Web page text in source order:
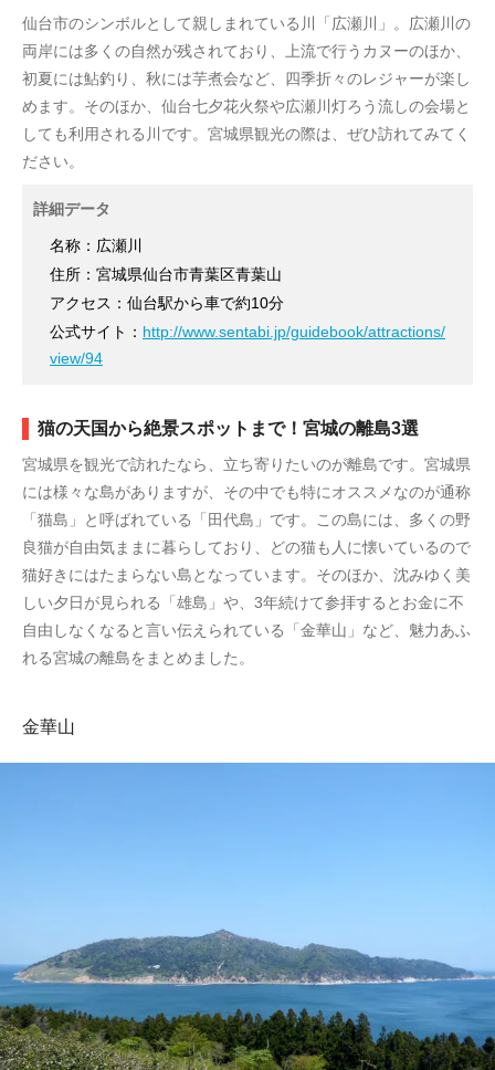
仙台市のシンボルとして親しまれている川「広瀬川」。広瀬川の
両岸には多くの自然が残されており、上流で行うカヌーのほか、
初夏には鮎釣り、秋には芋煮会など、四季折々のレジャーが楽し
めます。そのほか、仙台七夕花火祭や広瀬川灯ろう流しの会場と
しても利用される川です。宮城県観光の際は、ぜひ訪れてみてく
ださい。
詳細データ
名称：広瀬川
住所：宮城県仙台市青葉区青葉山
アクセス：仙台駅から車で約10分
公式サイト： http://www.sentabi.jp/guidebook/attractions/
view/94
猫の天国から絶景スポットまで！宮城の離島3選
宮城県を観光で訪れたなら、立ち寄りたいのが離島です。宮城県
には様々な島がありますが、その中でも特にオススメなのが通称
「猫島」と呼ばれている「田代島」です。この島には、多くの野
良猫が自由気ままに暮らしており、どの猫も人に懐いているので
猫好きにはたまらない島となっています。そのほか、沈みゆく美
しい夕日が見られる「雄島」や、3年続けて参拝するとお金に不
自由しなくなると言い伝えられている「金華山」など、魅力あふ
れる宮城の離島をまとめました。
金華山